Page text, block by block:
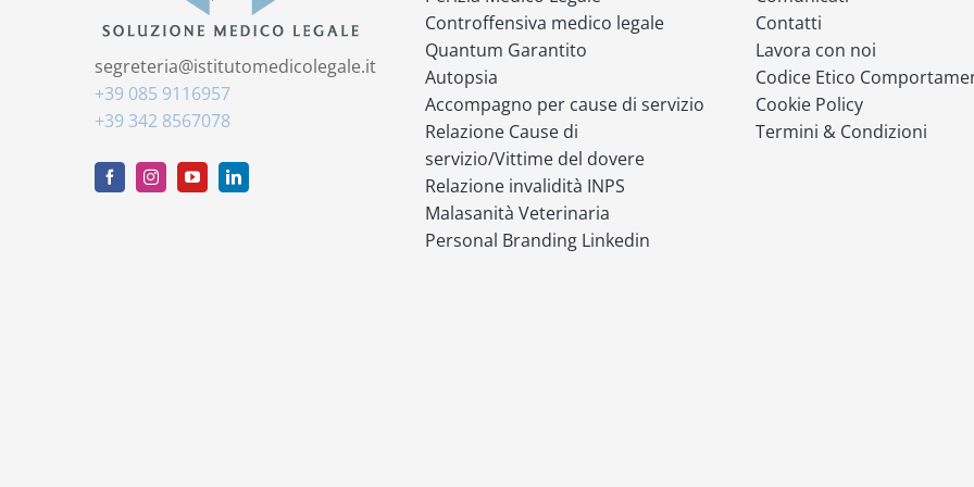
segreteria@istitutomedicolegale.it
+39 085 9116957
+39 342 8567078
Controffensiva medico legale
Quantum Garantito
Autopsia
Accompagno per cause di servizio
Relazione Cause di
servizio/Vittime del dovere
Relazione invalidità INPS
Malasanità Veterinaria
Personal Branding Linkedin
Contatti
Lavora con noi
Codice Etico
Cookie Policy
Termini & Condizioni